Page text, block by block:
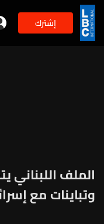
إشترك
الملف اللبناني
وتباينات مع